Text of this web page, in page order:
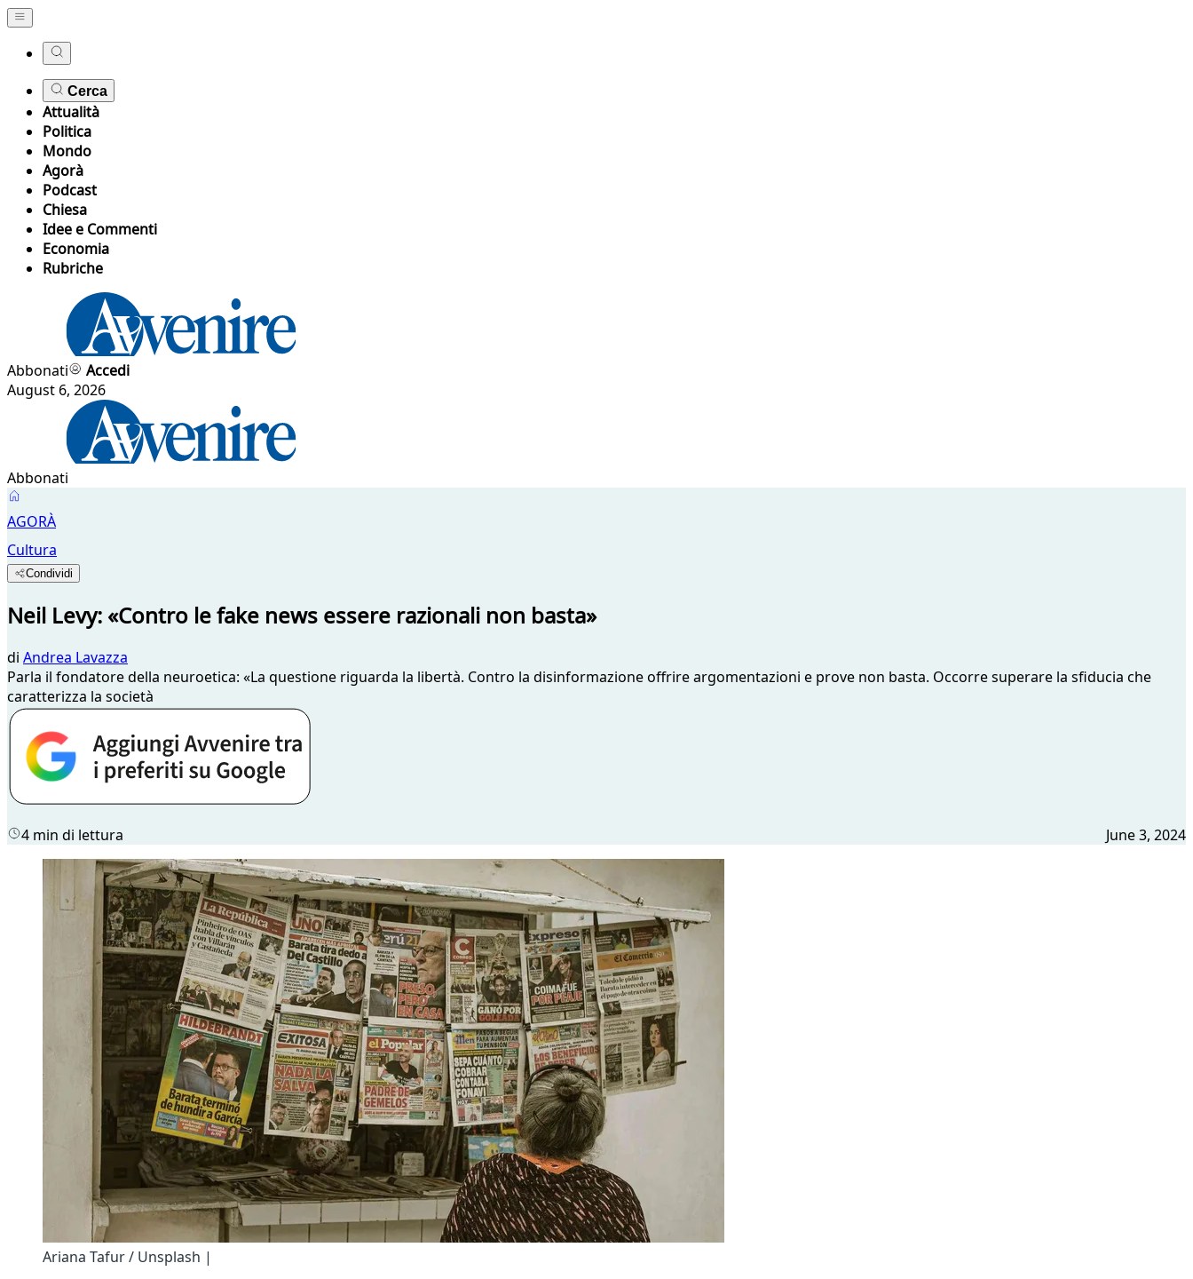
Cerca
Attualità
Politica
Mondo
Agorà
Podcast
Chiesa
Idee e Commenti
Economia
Rubriche
Abbonati
Accedi
August 6, 2026
Abbonati
AGORÀ
Cultura
Condividi
Neil Levy: «Contro le fake news essere razionali non basta»
di Andrea Lavazza
Parla il fondatore della neuroetica: «La questione riguarda la libertà. Contro la disinformazione offrire argomentazioni e prove non basta. Occorre superare la sfiducia che
caratterizza la società
4 min di lettura June 3, 2024
Ariana Tafur / Unsplash |